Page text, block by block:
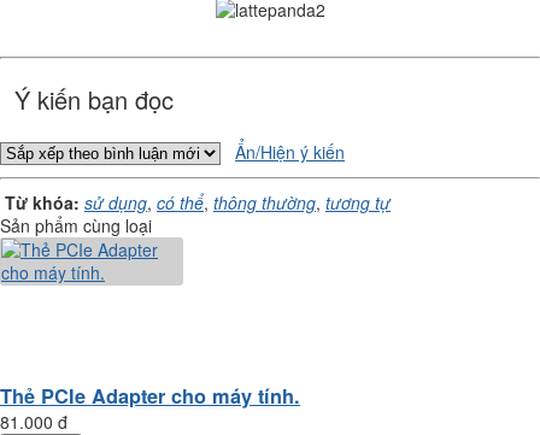
Ý kiến bạn đọc
Ẩn/Hiện ý kiến
Từ khóa: sử dụng, có thể, thông thường, tương tự
Sản phẩm cùng loại
Thẻ PCIe Adapter cho máy tính.
81.000 đ